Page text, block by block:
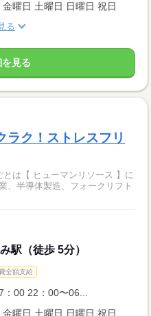
曜日 土曜日 日曜日 祝日
る
見る
ラク！ストレスフリ
は【 ヒューマンリソース 】に
駅（徒歩 5分）
全額支給
：00 22：00〜06...
曜日 土曜日 日曜日 祝日